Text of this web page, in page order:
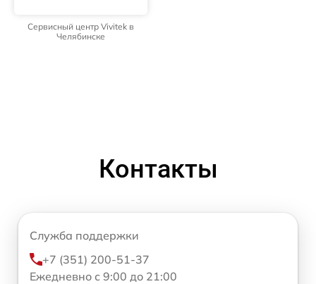
Сервисный центр Vivitek в
Челябинске
Контакты
Служба поддержки
+7 (351) 200-51-37
Ежедневно с 9:00 до 21:00